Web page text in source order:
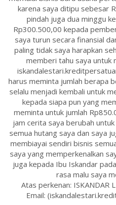
karena saya ditipu sebesar
pindah juga dua minggu
Rp300.500,00 kepada
saya turun secara finansial
paling tidak saya harapkan
memberi tahu saya untuk
harus meminta jumlah berapa
selalu menjadi kembali untuk
kepada siapa pun yang
meminta untuk jumlah
jam cerita saya berubah
semua hutang saya dan saya
membiayai sendiri bisnis
saya yang memperkenalkan
juga kepada Ibu Iskandar
rasa malu saya
Atas perkenan: ISKANDAR
Email: